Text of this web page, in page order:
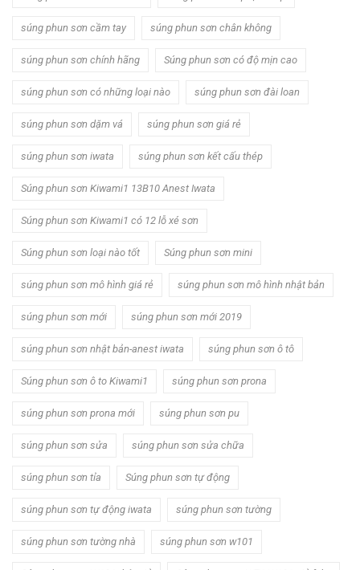
súng phun sơn cầm tay súng phun sơn chân không
súng phun sơn chính hãng Súng phun sơn có độ mịn cao
súng phun sơn có những loại nào súng phun sơn đài loan
súng phun sơn dặm vá súng phun sơn giá rẻ
súng phun sơn iwata súng phun sơn kết cấu thép
Súng phun sơn Kiwami1 13B10 Anest Iwata
Súng phun sơn Kiwami1 có 12 lỗ xé sơn
Súng phun sơn loại nào tốt Súng phun sơn mini
súng phun sơn mô hình giá rẻ súng phun sơn mô hình nhật bản
súng phun sơn mới súng phun sơn mới 2019
súng phun sơn nhật bản-anest iwata súng phun sơn ô tô
Súng phun sơn ô to Kiwami1 súng phun sơn prona
súng phun sơn prona mới súng phun sơn pu
súng phun sơn sửa súng phun sơn sửa chữa
súng phun sơn tỉa Súng phun sơn tự động
súng phun sơn tự động iwata súng phun sơn tường
súng phun sơn tường nhà súng phun sơn w101